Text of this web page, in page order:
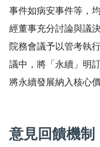
事件如病安事件等，
經董事充分討論與議
院務會議予以管考執
議中，將「永續」明
將永續發展納入核心
意見回饋機制